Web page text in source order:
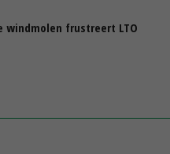
windmolen frustreert LTO